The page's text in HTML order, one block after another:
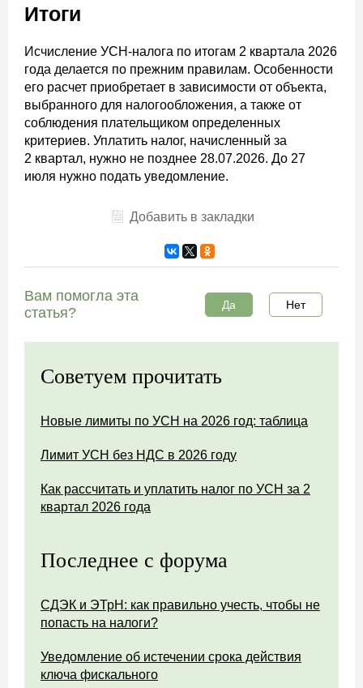
Итоги
Исчисление УСН-налога по итогам 2 квартала 2026
года делается по прежним правилам. Особенности
его расчет приобретает в зависимости от объекта,
выбранного для налогообложения, а также от
соблюдения плательщиком определенных
критериев. Уплатить налог, начисленный за
2 квартал, нужно не позднее 28.07.2026. До 27
июля нужно подать уведомление.
Добавить в закладки
Вам помогла эта
статья?
Да Нет
Советуем прочитать
Новые лимиты по УСН на 2026 год: таблица
Лимит УСН без НДС в 2026 году
Как рассчитать и уплатить налог по УСН за 2
квартал 2026 года
Последнее с форума
СДЭК и ЭТрН: как правильно учесть, чтобы не
попасть на налоги?
Уведомление об истечении срока действия
ключа фискального